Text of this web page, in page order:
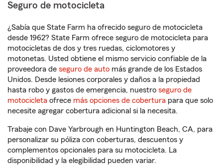
Seguro de motocicleta
¿Sabía que State Farm ha ofrecido seguro de motocicleta
desde 1962? State Farm ofrece seguro de motocicleta para
motocicletas de dos y tres ruedas, ciclomotores y
motonetas. Usted obtiene el mismo servicio confiable de la
proveedora de seguro de auto más grande de los Estados
Unidos. Desde lesiones corporales y daños a la propiedad
hasta robo y gastos de emergencia, nuestro seguro de
motocicleta ofrece más opciones de cobertura para que solo
necesite agregar cobertura adicional si la necesita.
Trabaje con Dave Yarbrough en Huntington Beach, CA, para
personalizar su póliza con coberturas, descuentos y
complementos opcionales para su motocicleta. La
disponibilidad y la elegibilidad pueden variar.